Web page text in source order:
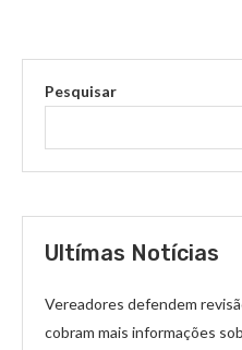
Pesquisar
Ultímas Notícias
Vereadores defendem
cobram mais informações